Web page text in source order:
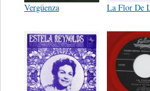
Vergüenza La Flor De